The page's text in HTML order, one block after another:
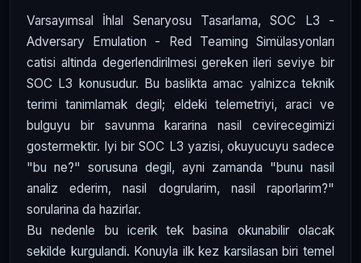
Varsayımsal İhlal Senaryosu Tasarlama, SOC L3 -
Adversary Emulation - Red Teaming Simülasyonları
catisi altinda degerlendirilmesi gereken ileri seviye bir
SOC L3 konusudur. Bu baslikta amac yalnizca teknik
terimi tanimlamak degil; eldeki telemetriyi, araci ve
bulguyu bir savunma kararina nasil cevirecegimizi
gostermektir. Iyi bir SOC L3 yazisi, okuyucuyu sadece
"bu ne?" sorusuna degil, ayni zamanda "bunu nasil
analiz ederim, nasil dogrularim, nasil raporlarim?"
sorularina da hazirlar.
Bu nedenle bu icerik tek basina okunabilir olacak
sekilde kurgulandi. Konuyla ilk kez karsilasan biri temel